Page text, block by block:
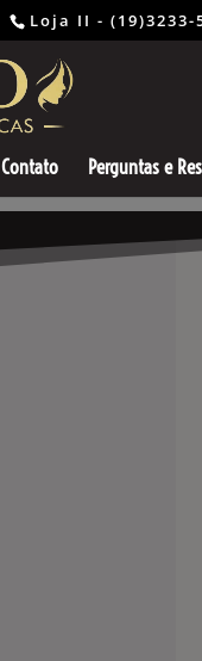
Loja II - (19)3233-
Contato Perguntas e